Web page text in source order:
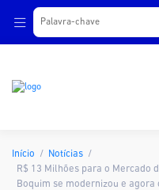
Início
Notícias
R$ 13 Milhões para o Mercado
Boquim se modernizou e